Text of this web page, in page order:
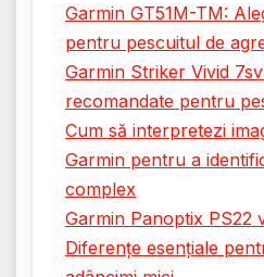
Garmin GT51M-TM:
pentru pescuitul de
Garmin Striker Vivid
recomandate pentru
Cum să interpretezi
Garmin pentru a
complex
Garmin Panoptix PS22
Diferențe esențiale